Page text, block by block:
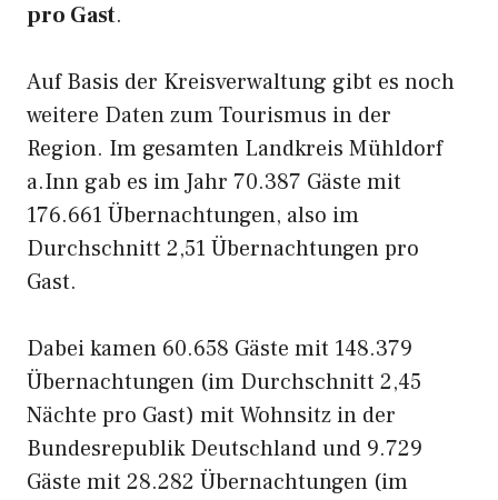
pro Gast.
Auf Basis der Kreisverwaltung gibt es noch
weitere Daten zum Tourismus in der
Region. Im gesamten Landkreis Mühldorf
a.Inn gab es im Jahr 70.387 Gäste mit
176.661 Übernachtungen, also im
Durchschnitt 2,51 Übernachtungen pro
Gast.
Dabei kamen 60.658 Gäste mit 148.379
Übernachtungen (im Durchschnitt 2,45
Nächte pro Gast) mit Wohnsitz in der
Bundesrepublik Deutschland und 9.729
Gäste mit 28.282 Übernachtungen (im